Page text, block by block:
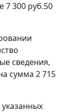
7 300 руб.50
сведения,
сумма 2 715